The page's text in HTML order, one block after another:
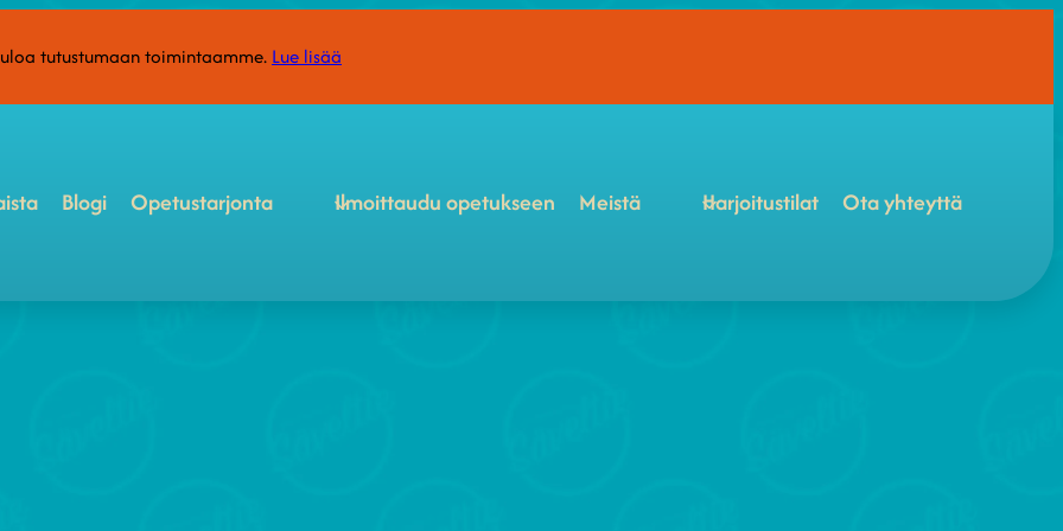
tutustumaan toimintaamme. Lue lisää
Blogi Opetustarjonta Ilmoittaudu opetukseen Meistä Harjoitustilat Ota yhteyttä